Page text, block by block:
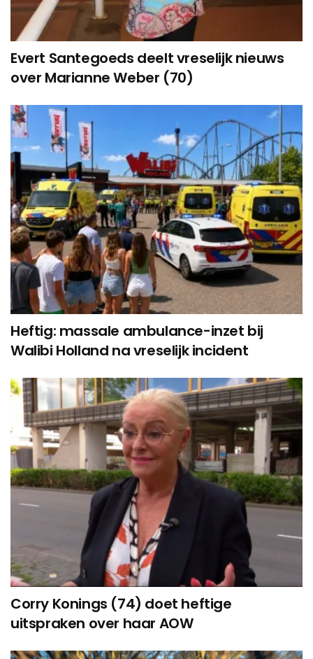
Evert Santegoeds deelt vreselijk nieuws
over Marianne Weber (70)
Heftig: massale ambulance-inzet bij
Walibi Holland na vreselijk incident
Corry Konings (74) doet heftige
uitspraken over haar AOW